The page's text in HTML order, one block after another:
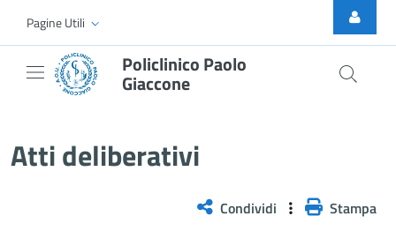
Skip to Main Content
Pagine Utili
Policlinico Paolo
Giaccone
Atti deliberativi
Condividi Stampa